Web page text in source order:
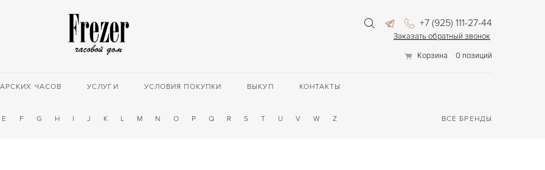
+7 (925) 111-27-44
Заказать обратный звонок
Корзина
0 позиций
ЧАСОВ УСЛУГИ УСЛОВИЯ ПОКУПКИ ВЫКУП КОНТАКТЫ
E F G H I J K L M N O P Q R S T U V W Z ВСЕ БРЕНДЫ